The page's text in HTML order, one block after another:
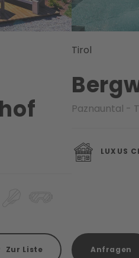
Zur Liste
Tirol
Paznauntal -
LUXUS
Anfragen